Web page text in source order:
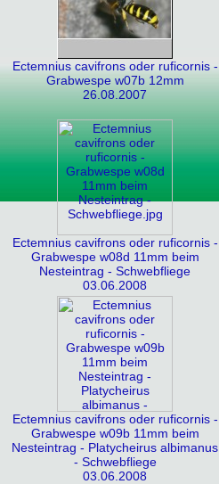
Ectemnius cavifrons oder ruficornis -
Grabwespe w07b 12mm
26.08.2007
Ectemnius cavifrons oder ruficornis -
Grabwespe w08d 11mm beim
Nesteintrag - Schwebfliege
03.06.2008
Ectemnius cavifrons oder ruficornis -
Grabwespe w09b 11mm beim
Nesteintrag - Platycheirus albimanus
- Schwebfliege
03.06.2008